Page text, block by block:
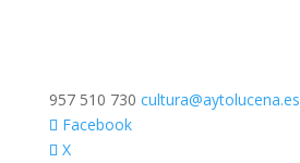
957 510 730 cultura@aytolucena.es
Facebook
X